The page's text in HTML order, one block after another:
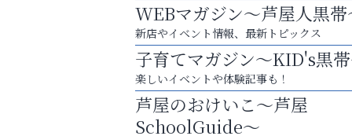
あなたらしく奏でる、音楽の時間
ラ・ミカ矯正歯科
WEBマガジン～芦屋人黒帯
新店やイベント情報、最新トピックス
子育てマガジン～KID's黒
楽しいイベントや体験記事も！
芦屋のおけいこ～芦屋
SchoolGuide～